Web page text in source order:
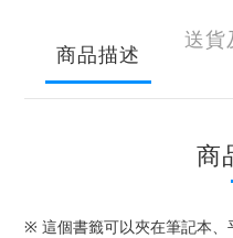
商品描述
送貨
商
※ 這個書籤可以夾在筆記本